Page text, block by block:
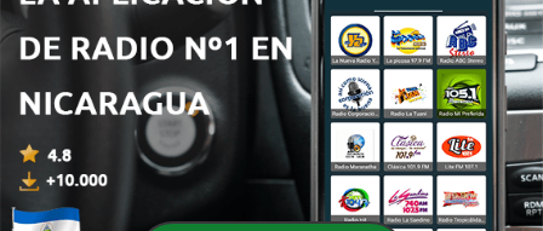
14 #14 Adenomiosis
08 feb. 2024
13 - #13 Lo que me pasó cuando me quedé sin trabajo
17 ene. 2024
12 - #12 Sangrado marrón
12 ene. 2024